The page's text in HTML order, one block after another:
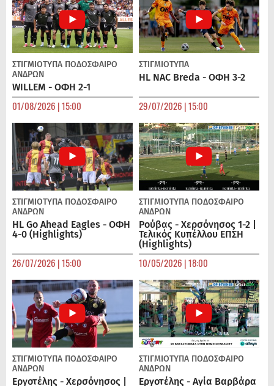
ΣΤΙΓΜΙΟΤΥΠΑ ΠΟΔΌΣΦΑΙΡΟ
ΑΝΔΡΏΝ
WILLEM - ΟΦΗ 2-1
01/08/2026 | 15:00
ΣΤΙΓΜΙΟΤΥΠΑ
HL NAC Breda - ΟΦΗ 3-2
29/07/2026 | 15:00
ΣΤΙΓΜΙΟΤΥΠΑ ΠΟΔΌΣΦΑΙΡΟ
ΑΝΔΡΏΝ
HL Go Ahead Eagles - ΟΦΗ
4-0 (Highlights)
26/07/2026 | 15:00
ΣΤΙΓΜΙΟΤΥΠΑ ΠΟΔΌΣΦΑΙΡΟ
ΑΝΔΡΏΝ
Ρούβας - Χερσόνησος 1-2 |
Τελικός Κυπέλλου ΕΠΣΗ
(Highlights)
10/05/2026 | 18:00
ΣΤΙΓΜΙΟΤΥΠΑ ΠΟΔΌΣΦΑΙΡΟ
ΑΝΔΡΏΝ
Εργοτέλης - Χερσόνησος |
ΣΤΙΓΜΙΟΤΥΠΑ ΠΟΔΌΣΦΑΙΡΟ
ΑΝΔΡΏΝ
Εργοτέλης - Αγία Βαρβάρα